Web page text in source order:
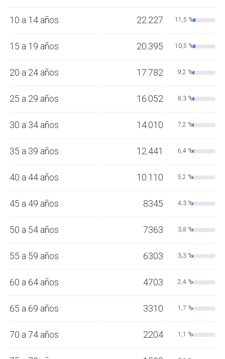
10 a 14 años 22.227 11,5 %
15 a 19 años 20.395 10,5 %
20 a 24 años 17.782 9,2 %
25 a 29 años 16.052 8,3 %
30 a 34 años 14.010 7,2 %
35 a 39 años 12.441 6,4 %
40 a 44 años 10.110 5,2 %
45 a 49 años 8345 4,3 %
50 a 54 años 7363 3,8 %
55 a 59 años 6303 3,3 %
60 a 64 años 4703 2,4 %
65 a 69 años 3310 1,7 %
70 a 74 años 2204 1,1 %